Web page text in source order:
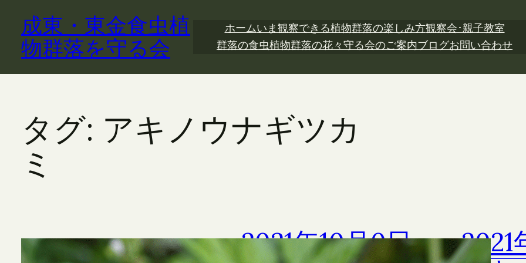
キ
成東・東金食虫植
物群落を守る会
ホームいま観察できる植物群落の楽しみ方観察会･親子教室
群落の食虫植物群落の花々守る会のご案内ブログお問い合わせ
タグ: アキノウナギツカ
ミ
2021年10月0日
2021